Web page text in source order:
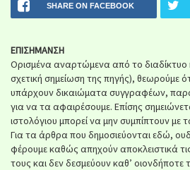
SHARE ON FACEBOOK
ΕΠΙΣΗΜΑΝΣΗ
Ορισμένα αναρτώμενα από το διαδίκτυο
σχετική σημείωση της πηγής), θεωρούμε
υπάρχουν δικαιώματα συγγραφέων,
για να τα αφαιρέσουμε. Επίσης
ιστολόγιου μπορεί να μην συμπίπτουν με
Για τα άρθρα που δημοσιεύονται εδώ,
φέρουμε καθώς απηχούν αποκλειστικά
τους και δεν δεσμεύουν καθ’ οιονδήποτε